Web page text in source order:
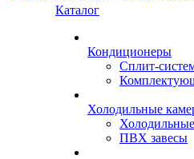
Каталог
Кондиционеры
Сплит-
Холодильные
ПВХ завесы